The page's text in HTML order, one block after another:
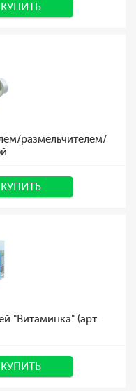
КУПИТЬ
размельчителем/
КУПИТЬ
"Витаминка" (арт.
КУПИТЬ